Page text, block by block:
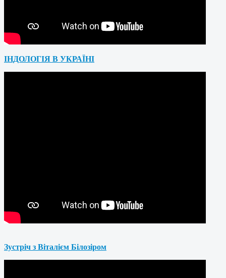
ІНДОЛОГІЯ В УКРАЇНІ
Зустріч з Віталієм Білозіром